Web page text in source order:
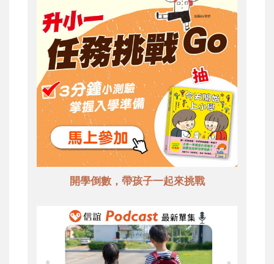
開學倒數，帶孩子一起來挑戰